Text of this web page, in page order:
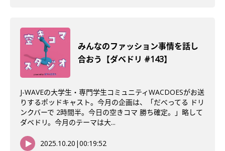
みんなのファッション事情を話し
合おう【ダベドリ #143】
J-WAVEの大学生・専門学生コミュニティWACDOESがお送
りするポッドキャスト。今月の企画は、「だべってる ドリ
ンクバーで 2時間半。今日の空きコマ 勝ち確定。」略して
ダベドリ。今月のテーマは大...
2025.10.20 |00:19:52